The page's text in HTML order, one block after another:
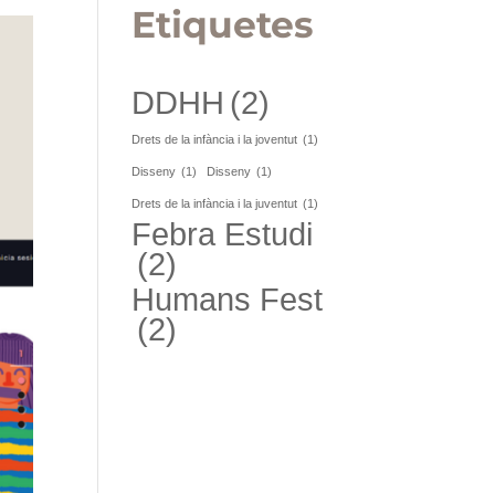
Etiquetes
DDHH (2)
Drets de la infància i la joventut (1)
Disseny (1) Disseny (1)
Drets de la infància i la juventut (1)
Febra Estudi
(2)
Humans Fest
(2)